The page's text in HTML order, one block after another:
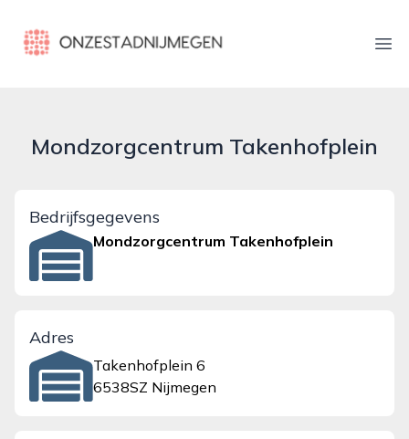
onzestadnijmegen.nl
Mondzorgcentrum Takenhofplein
Bedrijfsgegevens
Mondzorgcentrum Takenhofplein
Adres
Takenhofplein 6
6538SZ Nijmegen